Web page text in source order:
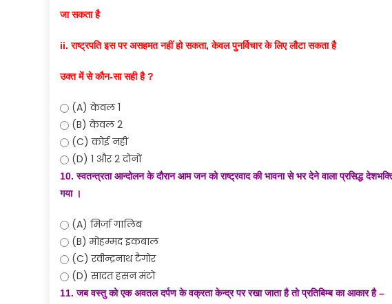
जा सकता है
ii. राष्ट्रपति इस पर असहमत नहीं हो सकता, केवल पुनर्विचार के लिए लौटा सकता है
उक्त में से कौन-सा सही है ?
(A) केवल 1
(B) केवल 2
(C) कोई नहीं
(D) 1 और 2 दोनों
10. स्वतन्त्रता आन्दोलन के दौरान आम जन को राष्ट्रवाद की भावना से भर देने वाला प्रसिद्ध
गया ।
(A) मिर्जा गालिब
(B) मोहम्मद इकबाल
(C) रवीन्द्रनाथ टैगोर
(D) सादत हसन मंटो
11. जब वस्तु को एक अवतल दर्पण के वक्रता केन्द्र पर रखा जाता है तो प्रतिबिम्ब का आकार है –